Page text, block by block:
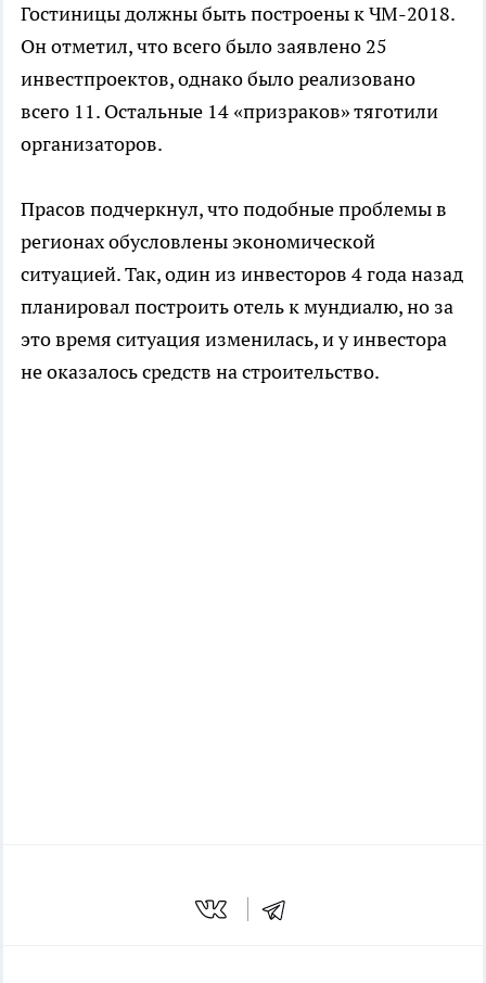
Гостиницы должны быть построены к ЧМ-2018.
Он отметил, что всего было заявлено 25
инвестпроектов, однако было реализовано
всего 11. Остальные 14 «призраков» тяготили
организаторов.
Прасов подчеркнул, что подобные проблемы в
регионах обусловлены экономической
ситуацией. Так, один из инвесторов 4 года назад
планировал построить отель к мундиалю, но за
это время ситуация изменилась, и у инвестора
не оказалось средств на строительство.